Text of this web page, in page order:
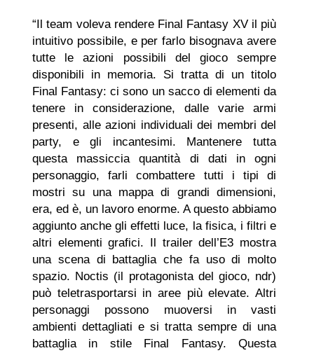
“Il team voleva rendere Final Fantasy XV il più
intuitivo possibile, e per farlo bisognava avere
tutte le azioni possibili del gioco sempre
disponibili in memoria. Si tratta di un titolo
Final Fantasy: ci sono un sacco di elementi da
tenere in considerazione, dalle varie armi
presenti, alle azioni individuali dei membri del
party, e gli incantesimi. Mantenere tutta
questa massiccia quantità di dati in ogni
personaggio, farli combattere tutti i tipi di
mostri su una mappa di grandi dimensioni,
era, ed è, un lavoro enorme. A questo abbiamo
aggiunto anche gli effetti luce, la fisica, i filtri e
altri elementi grafici. Il trailer dell’E3 mostra
una scena di battaglia che fa uso di molto
spazio. Noctis (il protagonista del gioco, ndr)
può teletrasportarsi in aree più elevate. Altri
personaggi possono muoversi in vasti
ambienti dettagliati e si tratta sempre di una
battaglia in stile Final Fantasy. Questa